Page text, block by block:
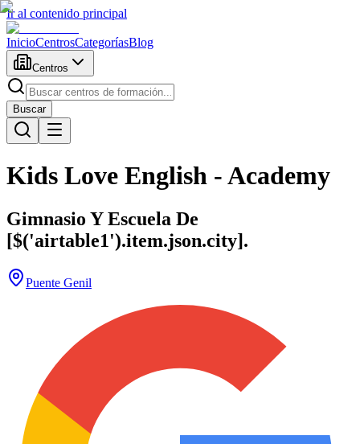
Ir al contenido principal
InicioCentrosCategoríasBlog
Centros
Buscar
Kids Love English - Academy
Gimnasio Y Escuela De
[$('airtable1').item.json.city].
Puente Genil